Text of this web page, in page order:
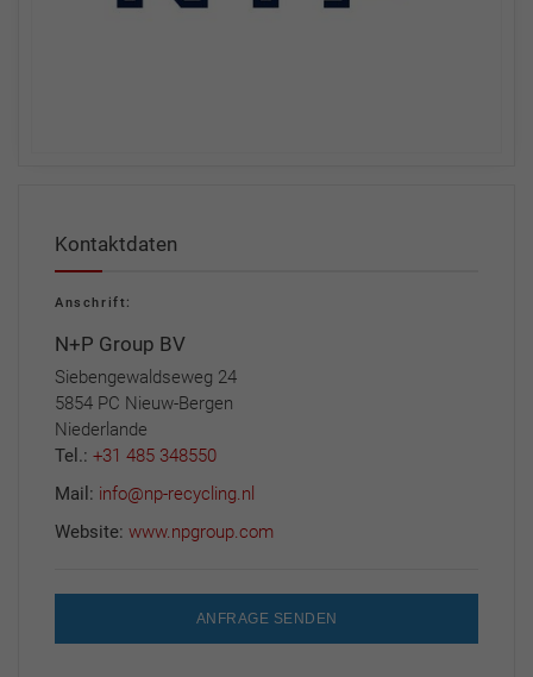
Kontaktdaten
Anschrift:
N+P Group BV
Siebengewaldseweg 24
5854 PC Nieuw-Bergen
Niederlande
Tel.: +31 485 348550
Mail: info@np-recycling.nl
Website: www.npgroup.com
ANFRAGE SENDEN